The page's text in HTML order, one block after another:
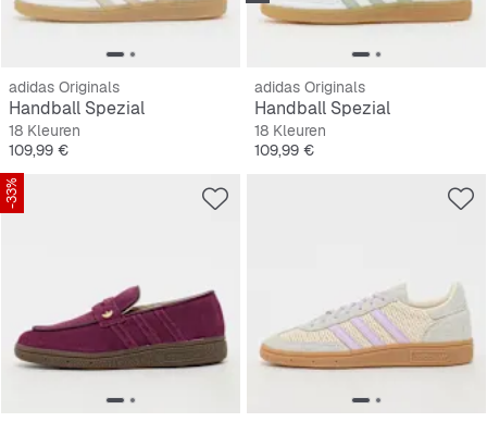
adidas Originals
Handball Spezial
18 Kleuren
Prijs
109,99 €
adidas Originals
Handball Spezial
18 Kleuren
Prijs
109,99 €
-33%